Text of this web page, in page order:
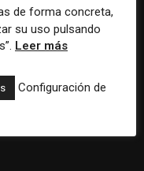
crea un premio
periodística del
2026
de forma concreta,
su uso pulsando
Leer más
Configuración de